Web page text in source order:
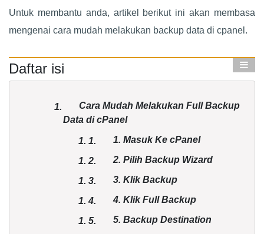
Untuk membantu anda, artikel berikut ini akan membasa
mengenai cara mudah melakukan backup data di cpanel.
Daftar isi
1.
Cara Mudah Melakukan Full Backup
Data di cPanel
1. 1. 1. Masuk Ke cPanel
1. 2. 2. Pilih Backup Wizard
1. 3. 3. Klik Backup
1.4. 4. Klik Full Backup
1. 5. 5. Backup Destination